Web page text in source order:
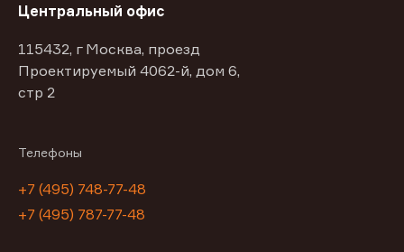
Центральный офис
115432, г Москва, проезд
Проектируемый 4062-й, дом 6,
стр 2
Телефоны
+7 (495) 748-77-48
+7 (495) 787-77-48